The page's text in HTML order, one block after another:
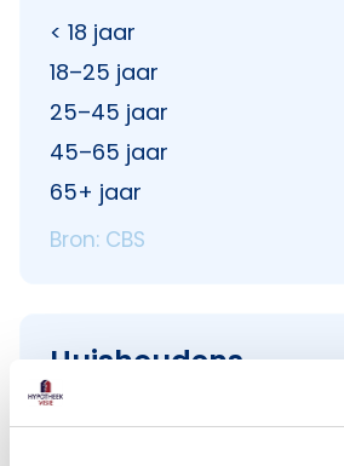
< 18 jaar
18–25 jaar
25–45 jaar
45–65 jaar
65+ jaar
Bron: CBS
Huishoudens
Alleenwonend